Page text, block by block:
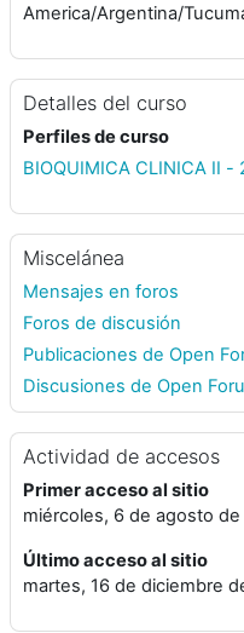
America/Argentina/
Detalles del curso
Perfiles de curso
BIOQUIMICA CLINICA II -
Miscelánea
Mensajes en foros
Foros de discusión
Publicaciones de Open
Discusiones de Open
Actividad de accesos
Primer acceso al sitio
miércoles, 6 de agosto
Último acceso al sitio
martes, 16 de diciembre